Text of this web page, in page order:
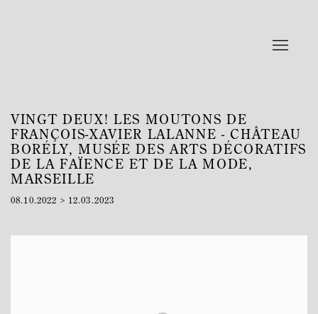
VINGT DEUX! LES MOUTONS DE
FRANÇOIS-XAVIER LALANNE - CHÂTEAU
BORÉLY, MUSÉE DES ARTS DÉCORATIFS
DE LA FAÏENCE ET DE LA MODE,
MARSEILLE
08.10.2022 > 12.03.2023